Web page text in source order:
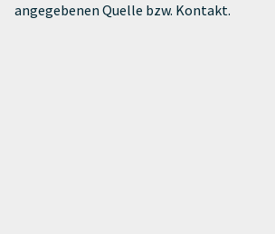
angegebenen Quelle bzw. Kontakt.